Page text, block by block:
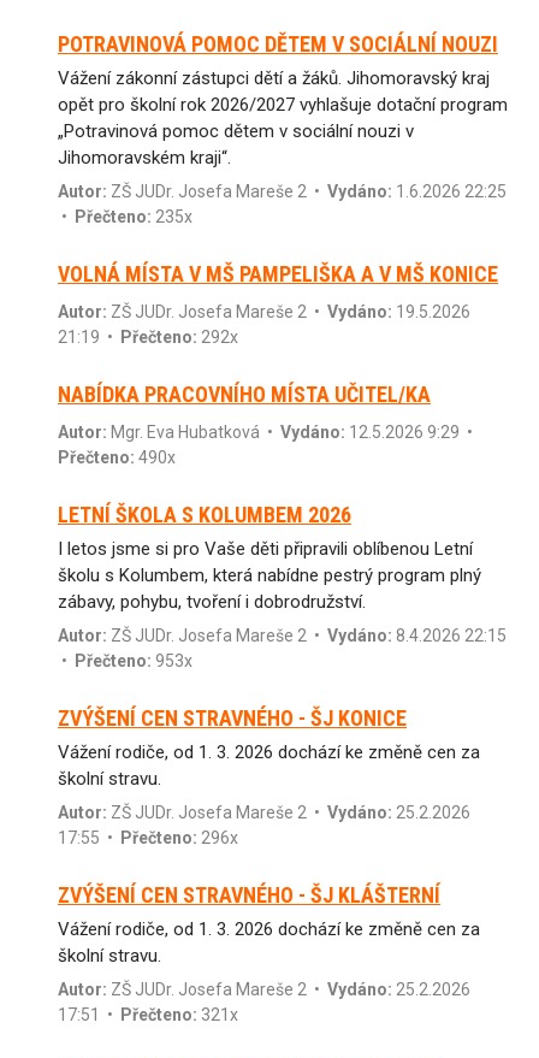
POTRAVINOVÁ POMOC DĚTEM V SOCIÁLNÍ NOUZI
Vážení zákonní zástupci dětí a žáků. Jihomoravský kraj
opět pro školní rok 2026/2027 vyhlašuje dotační program
„Potravinová pomoc dětem v sociální nouzi v
Jihomoravském kraji“.
Autor: ZŠ JUDr. Josefa Mareše 2 • Vydáno: 1.6.2026 22:25
•
Přečteno: 235x
VOLNÁ MÍSTA V MŠ PAMPELIŠKA A V MŠ KONICE
Autor: ZŠ JUDr. Josefa Mareše 2 • Vydáno: 19.5.2026
21:19 •
Přečteno: 292x
NABÍDKA PRACOVNÍHO MÍSTA UČITEL/KA
Autor: Mgr. Eva Hubatková • Vydáno: 12.5.2026 9:29 •
Přečteno: 490x
LETNÍ ŠKOLA S KOLUMBEM 2026
I letos jsme si pro Vaše děti připravili oblíbenou Letní
školu s Kolumbem, která nabídne pestrý program plný
zábavy, pohybu, tvoření i dobrodružství.
Autor: ZŠ JUDr. Josefa Mareše 2 • Vydáno: 8.4.2026 22:15
•
Přečteno: 953x
ZVÝŠENÍ CEN STRAVNÉHO - ŠJ KONICE
Vážení rodiče, od 1. 3. 2026 dochází ke změně cen za
školní stravu.
Autor: ZŠ JUDr. Josefa Mareše 2 • Vydáno: 25.2.2026
17:55 •
Přečteno: 296x
ZVÝŠENÍ CEN STRAVNÉHO - ŠJ KLÁŠTERNÍ
Vážení rodiče, od 1. 3. 2026 dochází ke změně cen za
školní stravu.
Autor: ZŠ JUDr. Josefa Mareše 2 • Vydáno: 25.2.2026
17:51 •
Přečteno: 321x